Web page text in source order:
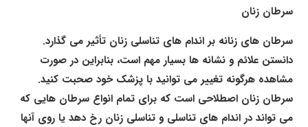
سرطان زنان
سرطان های زنانه بر اندام های تناسلی زنان تأثیر می گذارد.
دانستن علائم و نشانه ها بسیار مهم است، بنابراین در صورت
مشاهده هرگونه تغییر می توانید با پزشک خود صحبت کنید.
سرطان زنان اصطلاحی است که برای تمام انواع سرطان هایی که
می تواند در اندام های تناسلی و تناسلی زنان رخ دهد یا روی آنها